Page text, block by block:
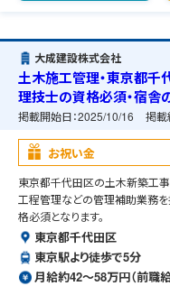
大成建設株式会社
土木施工管理・東京都千
理技士の資格必須・宿舎
掲載開始日：2025/10/16 掲載
お祝い金
東京都千代田区の土木新築工
工程管理などの管理補助業務
格必須となります。
東京都千代田区
東京駅より徒歩で5分
月給約42〜58万円（前職